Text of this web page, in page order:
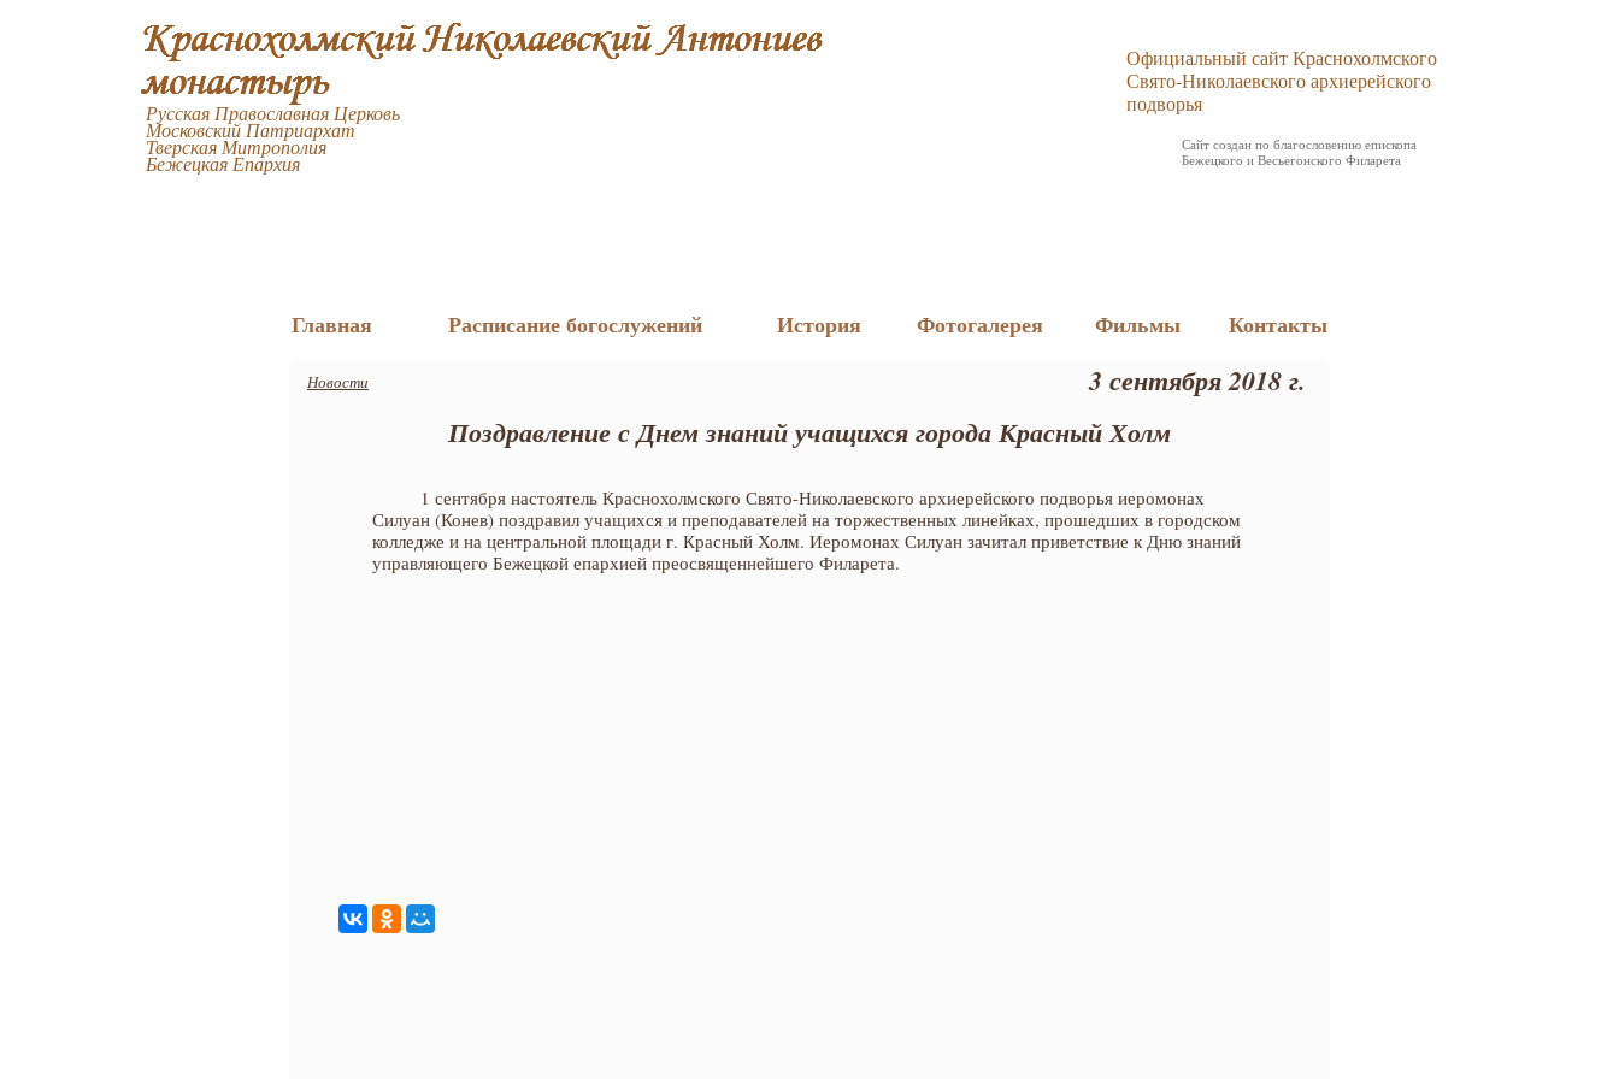
Официальный сайт Краснохолмского
Свято-Николаевского архиерейского
подворья
Сайт создан по благословению епископа
Бежецкого и Весьегонского Филарета
Русская Православная Церковь
Московский Патриархат
Тверская Митрополия
Бежецкая Епархия
Главная Расписание богослужений История Фотогалерея Фильмы Контакты
3 сентября 2018 г.
Поздравление с Днем знаний учащихся городаКрасный Холм
1 сентября настоятель Краснохолмского Свято-Николаевского архиерейского подворья иеромонах
Силуан (Конев) поздравил учащихся и преподавателей на торжественных линейках, прошедших в городском
колледже и на центральной площади г. Красный Холм. Иеромонах Силуан зачитал приветствие к Дню знаний
управляющего Бежецкой епархией преосвященнейшего Филарета.
Новости